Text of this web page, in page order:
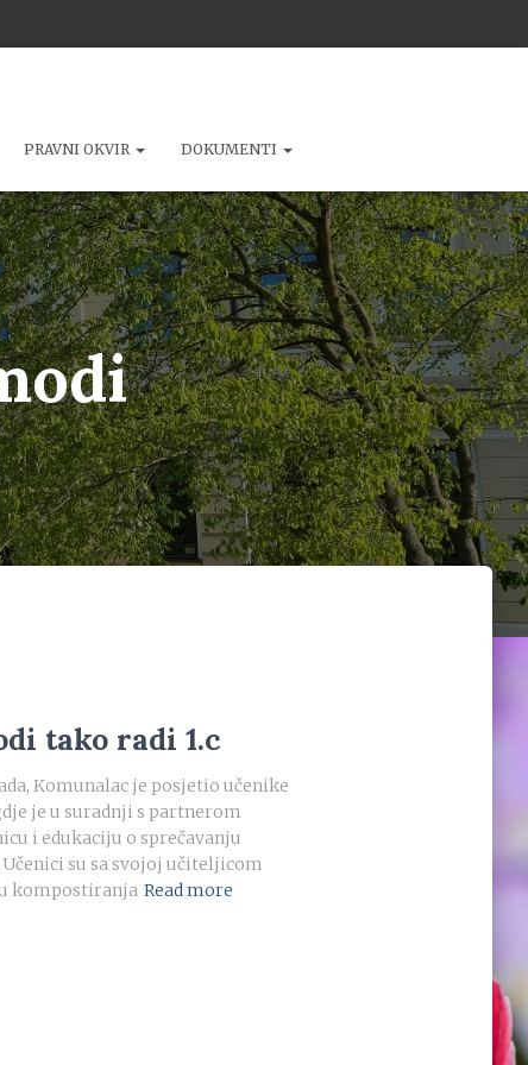
PRAVNI OKVIR DOKUMENTI
tako radi 1.c
Komunalac je posjetio učenike
je u suradnji s partnerom
i edukaciju o sprečavanju
su sa svojoj učiteljicom
kompostiranja Read more